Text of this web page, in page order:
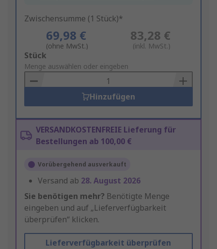
Zwischensumme (1 Stück)*
69,98 €
(ohne MwSt.)
83,28 €
(inkl. MwSt.)
Add
to
Basket
Stück
Menge auswählen oder eingeben
Hinzufügen
VERSANDKOSTENFREIE Lieferung für
Bestellungen ab 100,00 €
Vorübergehend ausverkauft
Versand ab 28. August 2026
Sie benötigen mehr? Benötigte Menge
eingeben und auf „Lieferverfügbarkeit
überprüfen“ klicken.
Lieferverfügbarkeit überprüfen